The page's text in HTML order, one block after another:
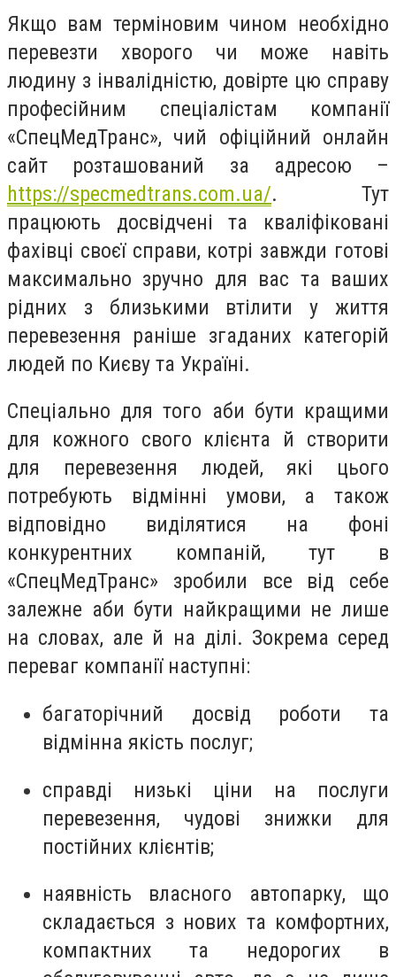
Якщо вам терміновим чином необхідно
перевезти хворого чи може навіть
людину з інвалідністю, довірте цю справу
професійним спеціалістам компанії
«СпецМедТранс», чий офіційний онлайн
сайт розташований за адресою –
https://specmedtrans.com.ua/. Тут
працюють досвідчені та кваліфіковані
фахівці своєї справи, котрі завжди готові
максимально зручно для вас та ваших
рідних з близькими втілити у життя
перевезення раніше згаданих категорій
людей по Києву та Україні.
Спеціально для того аби бути кращими
для кожного свого клієнта й створити
для перевезення людей, які цього
потребують відмінні умови, а також
відповідно виділятися на фоні
конкурентних компаній, тут в
«СпецМедТранс» зробили все від себе
залежне аби бути найкращими не лише
на словах, але й на ділі. Зокрема серед
переваг компанії наступні:
багаторічний досвід роботи та
відмінна якість послуг;
справді низькі ціни на послуги
перевезення, чудові знижки для
постійних клієнтів;
наявність власного автопарку, що
складається з нових та комфортних,
компактних та недорогих в